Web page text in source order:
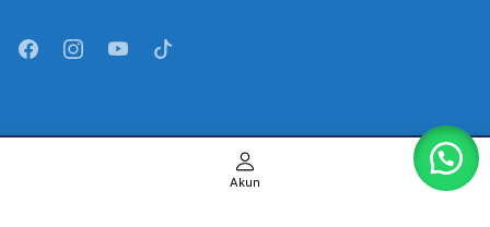
@Copyright Kampung Inggris. All Rights Reserved
Akun